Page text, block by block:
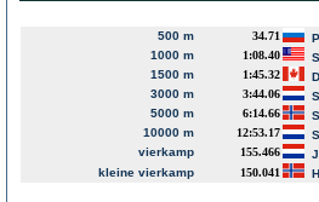
500 m 34.71
1000 m
1:08.40
1500 m
1:45.32
3000 m
3:44.06
5000 m
6:14.66
10000 m
12:53.17
vierkamp
155.466
kleine vierkamp
150.041